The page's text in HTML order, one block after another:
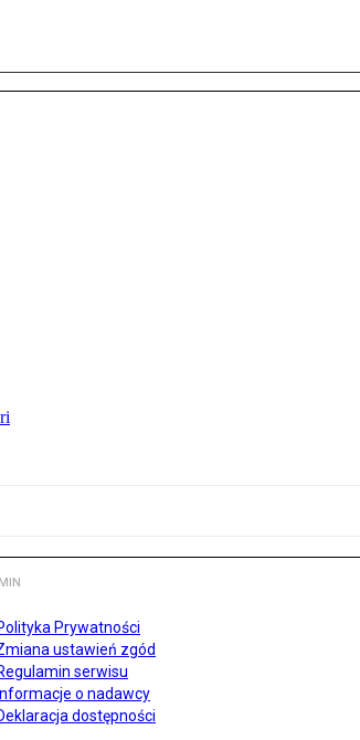
Prywatności
ustawień zgód
serwisu
Informacje o nadawcy
dostępności